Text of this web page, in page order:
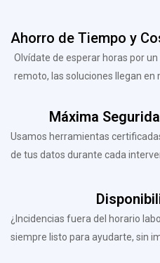
Ahorro de Tiempo y
Olvídate de esperar horas por
remoto, las soluciones llegan en
Máxima
Usamos herramientas
de tus datos durante cada
¿Incidencias fuera del horario
siempre listo para ayudarte, sin